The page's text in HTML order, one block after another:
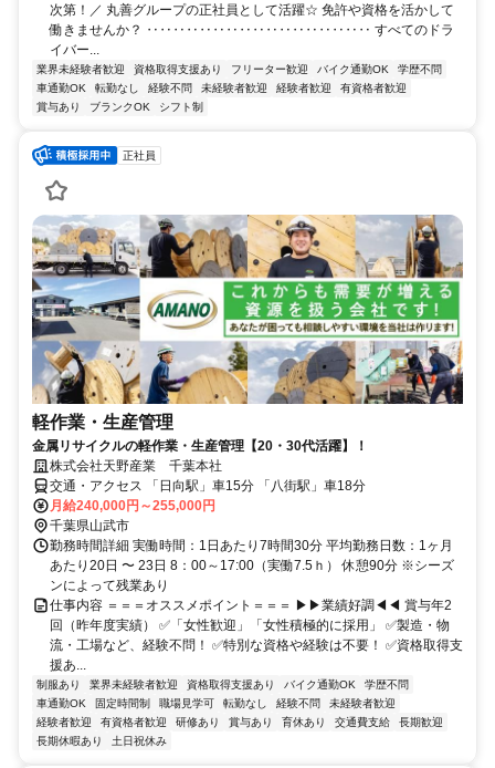
次第！／ 丸善グループの正社員として活躍☆ 免許や資格を活かして
働きませんか？ ‥‥‥‥‥‥‥‥‥‥‥‥‥‥‥‥‥ すべてのドラ
イバー...
業界未経験者歓迎 資格取得支援あり フリーター歓迎 バイク通勤OK
学歴不問
車通勤OK
転勤なし 経験不問 未経験者歓迎 経験者歓迎
有資格者歓迎
賞与あり
ブランクOK シフト制
正社員
軽作業・生産管理
金属リサイクルの軽作業・生産管理【20・30代活躍】！
株式会社天野産業 千葉本社
交通・アクセス 「日向駅」車15分 「八街駅」車18分
月給240,000円～255,000円
千葉県山武市
勤務時間詳細 実働時間：1日あたり7時間30分 平均勤務日数：1ヶ月
あたり20日 〜 23日 8：00～17:00（実働7.5ｈ） 休憩90分 ※シーズ
ンによって残業あり
仕事内容 ＝＝＝オススメポイント＝＝＝ ▶▶業績好調◀◀ 賞与年2
回（昨年度実績） ✅「女性歓迎」「女性積極的に採用」 ✅製造・物
流・工場など、経験不問！ ✅特別な資格や経験は不要！ ✅資格取得支
援あ...
制服あり 業界未経験者歓迎 資格取得支援あり バイク通勤OK
学歴不問
車通勤OK
固定時間制 職場見学可 転勤なし 経験不問
未経験者歓迎
経験者歓迎
有資格者歓迎 研修あり 賞与あり 育休あり 交通費支給
長期歓迎
長期休暇あり
土日祝休み